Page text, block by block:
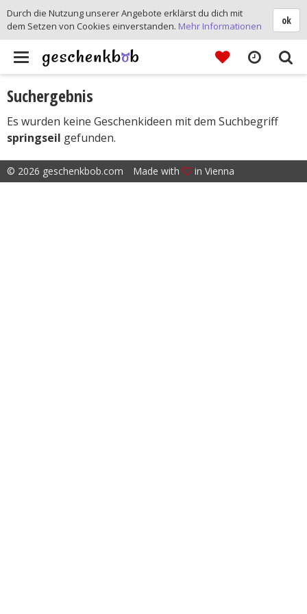
Toggle
navigation
Suchergebnis
Es wurden keine Geschenkideen mit dem Suchbegriff
springseil gefunden.
© 2026 geschenkbob.com Made with in Vienna
ok
Durch die Nutzung unserer Angebote erklärst du dich mit
dem Setzen von Cookies einverstanden. Mehr Informationen